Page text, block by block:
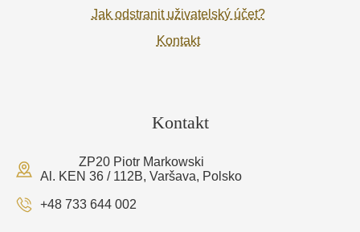
Jak odstranit uživatelský účet?
Kontakt
Kontakt
ZP20 Piotr Markowski
Al. KEN 36 / 112B, Varšava, Polsko
+48 733 644 002